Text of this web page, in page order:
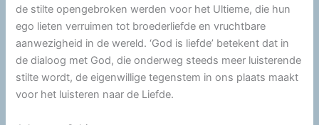
de stilte opengebroken werden voor het Ultieme, die hun
ego lieten verruimen tot broederliefde en vruchtbare
aanwezigheid in de wereld. ‘God is liefde’ betekent dat in
de dialoog met God, die onderweg steeds meer luisterende
stilte wordt, de eigenwillige tegenstem in ons plaats maakt
voor het luisteren naar de Liefde.